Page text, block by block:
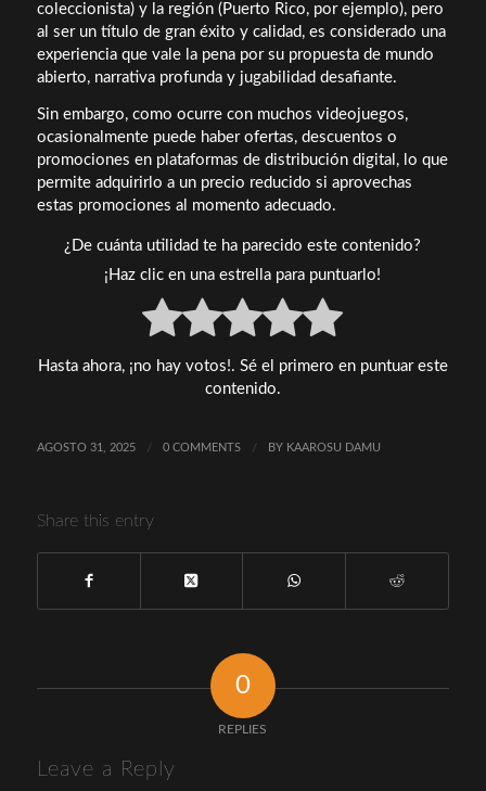
coleccionista) y la región (Puerto Rico, por ejemplo), pero
al ser un título de gran éxito y calidad, es considerado una
experiencia que vale la pena por su propuesta de mundo
abierto, narrativa profunda y jugabilidad desafiante.
Sin embargo, como ocurre con muchos videojuegos,
ocasionalmente puede haber ofertas, descuentos o
promociones en plataformas de distribución digital, lo que
permite adquirirlo a un precio reducido si aprovechas
estas promociones al momento adecuado.
¿De cuánta utilidad te ha parecido este contenido?
¡Haz clic en una estrella para puntuarlo!
Hasta ahora, ¡no hay votos!. Sé el primero en puntuar este
contenido.
AGOSTO 31, 2025 / 0 COMMENTS / BY KAAROSU DAMU
Share this entry
0
REPLIES
Leave a Reply